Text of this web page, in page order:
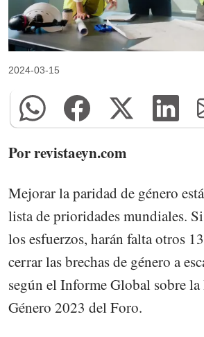
2024-03-15
Por revistaeyn.com
Mejorar la paridad de género
lista de prioridades mundiales.
los esfuerzos, harán falta otros
cerrar las brechas de género a
según el Informe Global sobre la
Género 2023 del Foro.